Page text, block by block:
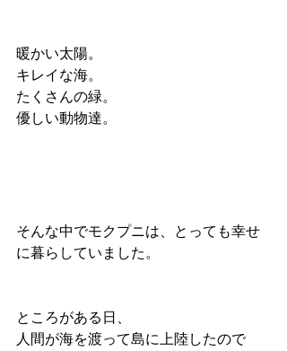
暖かい太陽。
キレイな海。
たくさんの緑。
優しい動物達。
そんな中でモクプニは、とっても幸せ
に暮らしていました。
ところがある日、
人間が海を渡って島に上陸したので